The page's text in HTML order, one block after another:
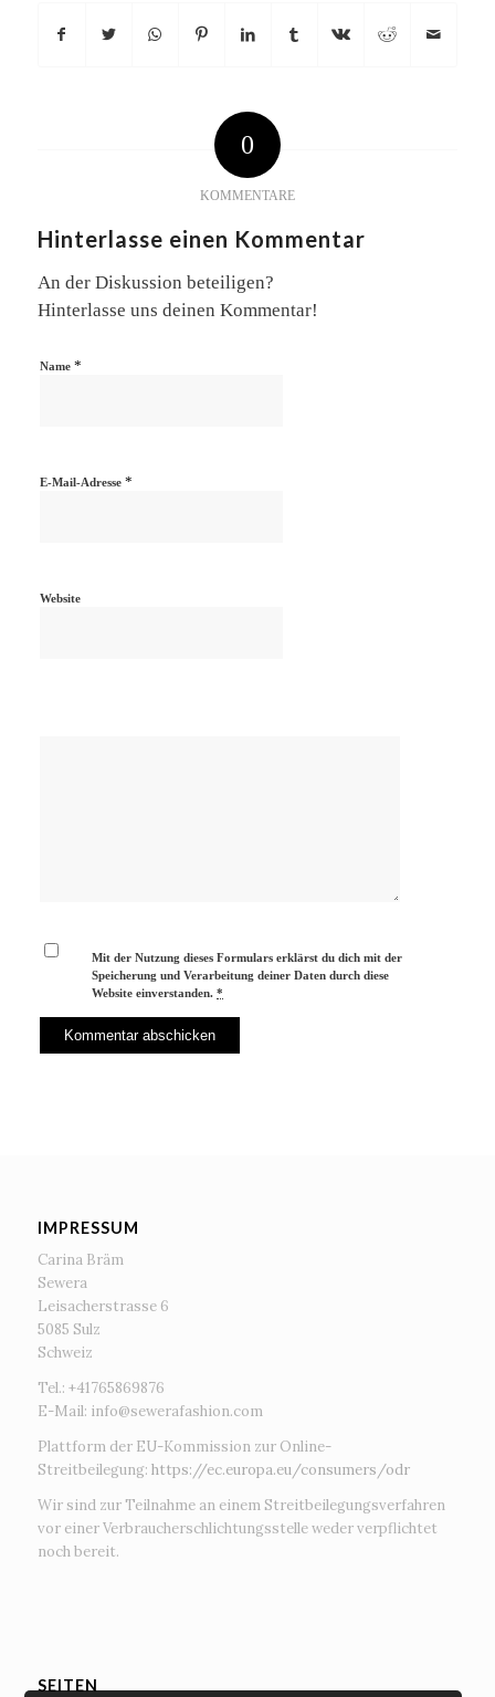
0
KOMMENTARE
Hinterlasse einen Kommentar
An der Diskussion beteiligen?
Hinterlasse uns deinen Kommentar!
Name *
E-Mail-Adresse *
Website
Mit der Nutzung dieses Formulars erklärst du dich mit der
Speicherung und Verarbeitung deiner Daten durch diese
Website einverstanden.*
IMPRESSUM
Carina Bräm
Sewera
Leisacherstrasse 6
5085 Sulz
Schweiz
Tel.: +41765869876
E-Mail: info@sewerafashion.com
Plattform der EU-Kommission zur Online-
Streitbeilegung: https://ec.europa.eu/consumers/odr
Wir sind zur Teilnahme an einem Streitbeilegungsverfahren
vor einer Verbraucherschlichtungsstelle weder verpflichtet
noch bereit.
SEITEN